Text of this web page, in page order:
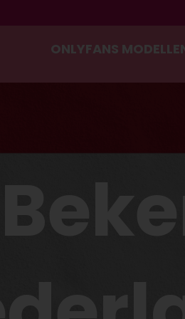
ONLYFANS